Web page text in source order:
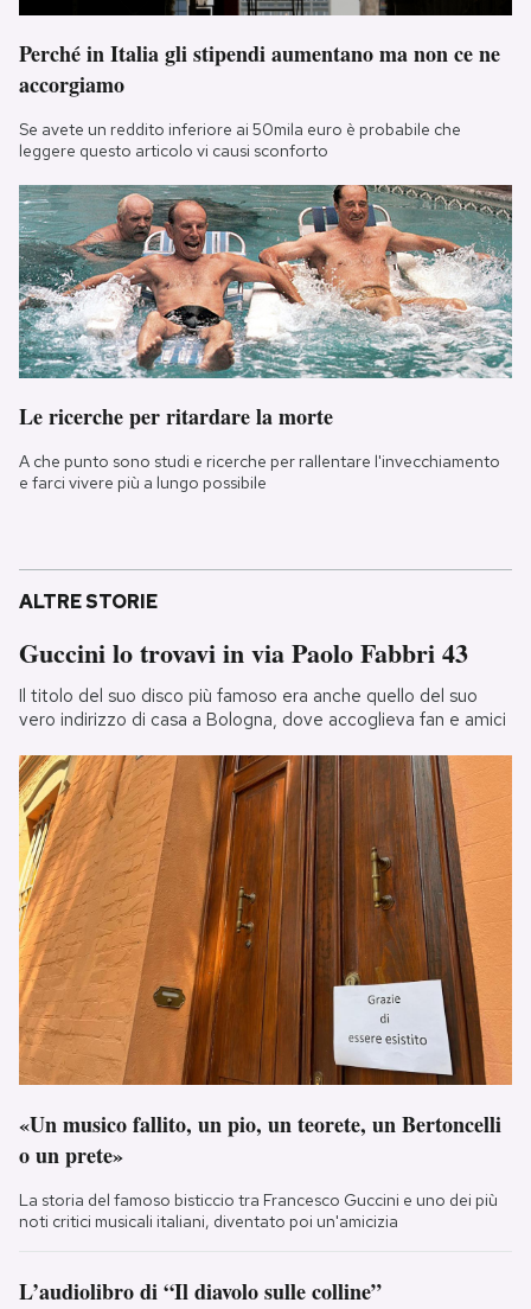
Perché in Italia gli stipendi aumentano ma non ce ne
accorgiamo
Se avete un reddito inferiore ai 50mila euro è probabile che
leggere questo articolo vi causi sconforto
Le ricerche per ritardare la morte
A che punto sono studi e ricerche per rallentare l'invecchiamento
e farci vivere più a lungo possibile
ALTRE STORIE
Guccini lo trovavi in via Paolo Fabbri 43
Il titolo del suo disco più famoso era anche quello del suo
vero indirizzo di casa a Bologna, dove accoglieva fan e amici
«Un musico fallito, un pio, un teorete, un Bertoncelli
o un prete»
La storia del famoso bisticcio tra Francesco Guccini e uno dei più
noti critici musicali italiani, diventato poi un'amicizia
L’audiolibro di “Il diavolo sulle colline”